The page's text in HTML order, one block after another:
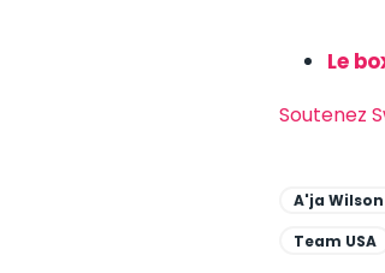
Le
A'ja Wilson
Team USA
Soutenez